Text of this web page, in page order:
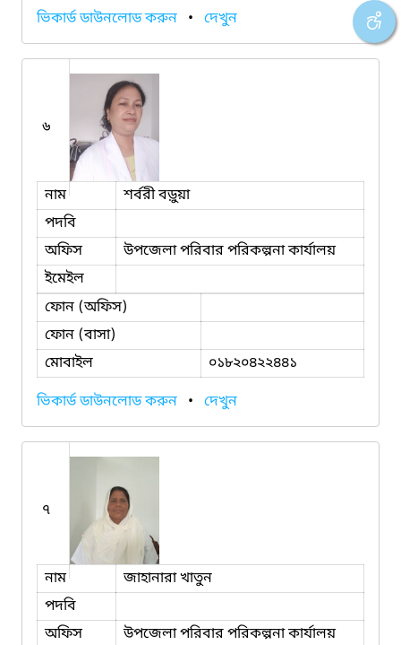
ভিকার্ড ডাউনলোড করুন • দেখুন
৬
নাম
শর্বরী বড়ুয়া
পদবি
অফিস
উপজেলা পরিবার পরিকল্পনা কার্যালয়
ইমেইল
ফোন (অফিস)
ফোন (বাসা)
মোবাইল
০১৮২০৪২২৪৪১
ভিকার্ড ডাউনলোড করুন • দেখুন
৭
নাম
জাহানারা খাতুন
পদবি
অফিস
উপজেলা পরিবার পরিকল্পনা কার্যালয়